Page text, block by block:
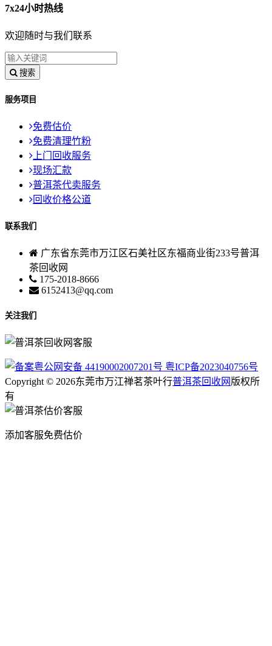
7x24小时热线
欢迎随时与我们联系
搜索
服务项目
免费估价
免费清理竹粉
上门回收服务
现场汇款
普洱茶代卖服务
回收价格公道
联系我们
广东省东莞市万江区石美社区东福商业街233号普洱
茶回收网
175-2018-8666
6152413@qq.com
关注我们
粤公网安备 44190002007201号 粤ICP备2023040756号
Copyright © 2026东莞市万江禅茗茶叶行普洱茶回收网 版权所
有
添加客服免费估价